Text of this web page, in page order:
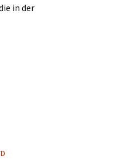
in der